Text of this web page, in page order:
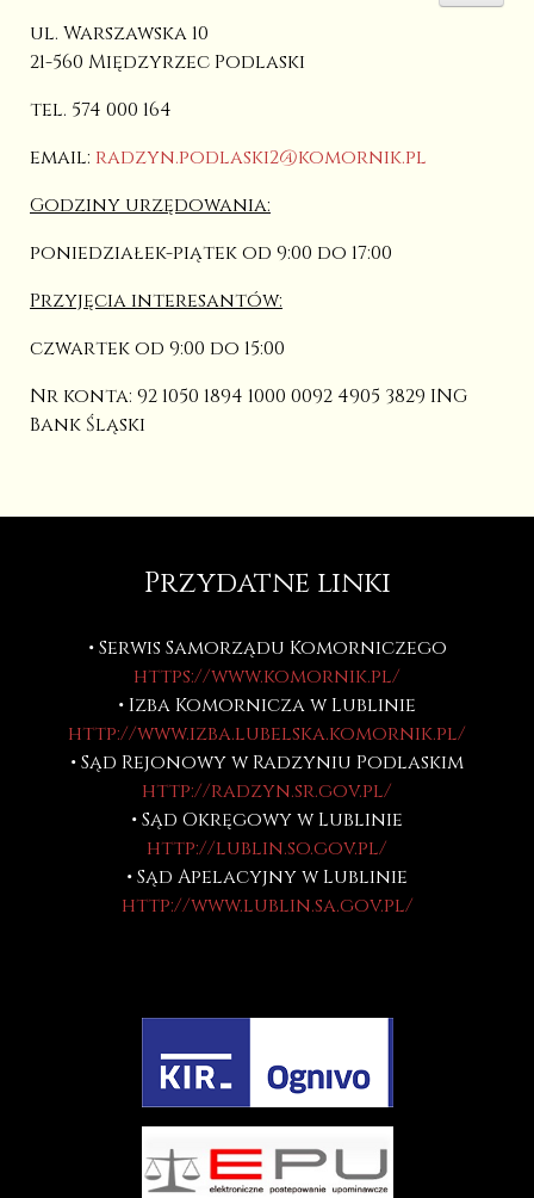
ul. Warszawska 10
21-560 Międzyrzec Podlaski
tel. 574 000 164
email: radzyn.podlaski2@komornik.pl
Godziny urzędowania:
poniedziałek-piątek od 9:00 do 17:00
Przyjęcia interesantów:
czwartek od 9:00 do 15:00
Nr konta: 92 1050 1894 1000 0092 4905 3829 ING
Bank Śląski
Przydatne linki
• Serwis Samorządu Komorniczego
https://www.komornik.pl/
• Izba Komornicza w Lublinie
http://www.izba.lubelska.komornik.pl/
• Sąd Rejonowy w Radzyniu Podlaskim
http://radzyn.sr.gov.pl/
• Sąd Okręgowy w Lublinie
http://lublin.so.gov.pl/
• Sąd Apelacyjny w Lublinie
http://www.lublin.sa.gov.pl/